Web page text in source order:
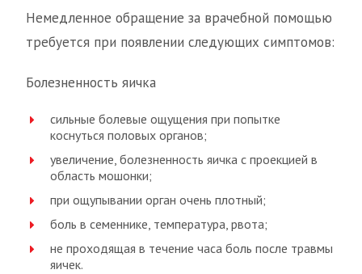
Немедленное обращение за врачебной помощью
требуется при появлении следующих симптомов:
Болезненность яичка
сильные болевые ощущения при попытке
коснуться половых органов;
увеличение, болезненность яичка с проекцией в
область мошонки;
при ощупывании орган очень плотный;
боль в семеннике, температура, рвота;
не проходящая в течение часа боль после травмы
яичек.